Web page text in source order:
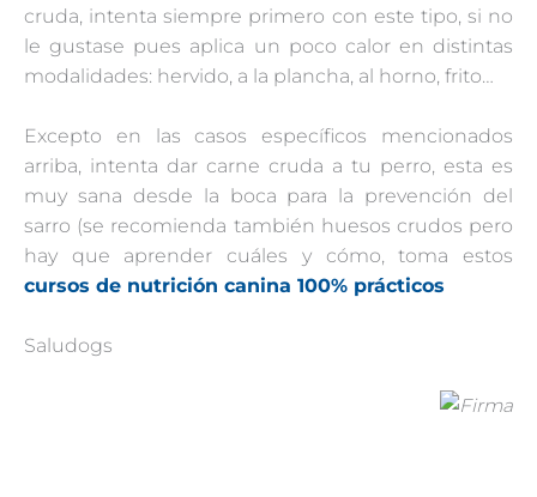
cruda, intenta siempre primero con este tipo, si no
le gustase pues aplica un poco calor en distintas
modalidades: hervido, a la plancha, al horno, frito…
Excepto en las casos específicos mencionados
arriba, intenta dar carne cruda a tu perro, esta es
muy sana desde la boca para la prevención del
sarro (se recomienda también huesos crudos pero
hay que aprender cuáles y cómo, toma estos
cursos de nutrición canina 100% prácticos
Saludogs